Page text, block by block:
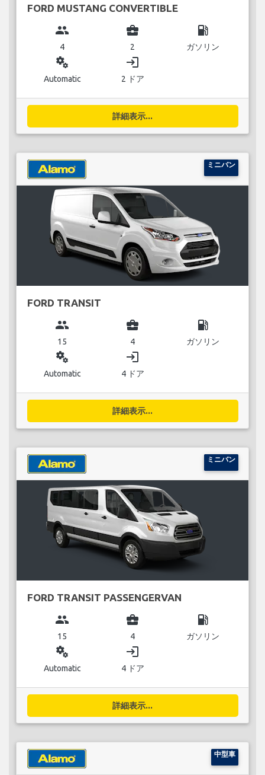
FORD MUSTANG CONVERTIBLE
group
4
business_center
2
local_gas_station
ガソリン
miscellaneous_services
Automatic
login
2 ドア
詳細表示...
ミニバン
FORD TRANSIT
group
15
business_center
4
local_gas_station
ガソリン
miscellaneous_services
Automatic
login
4 ドア
詳細表示...
ミニバン
FORD TRANSIT PASSENGERVAN
group
15
business_center
4
local_gas_station
ガソリン
miscellaneous_services
Automatic
login
4 ドア
詳細表示...
中型車